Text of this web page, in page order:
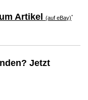
Artikel(auf eBay)*
Jetzt